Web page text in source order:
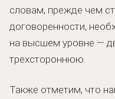
словам, прежде чем
договоренности,
на высшем уровне —
трехстороннюю.
Также отметим, что